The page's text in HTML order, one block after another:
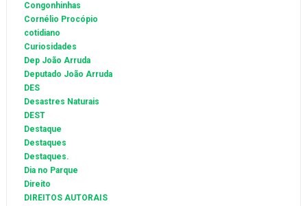
Congonhinhas
Cornélio Procópio
cotidiano
Curiosidades
Dep João Arruda
Deputado João Arruda
DES
Desastres Naturais
DEST
Destaque
Destaques
Destaques.
Dia no Parque
Direito
DIREITOS AUTORAIS